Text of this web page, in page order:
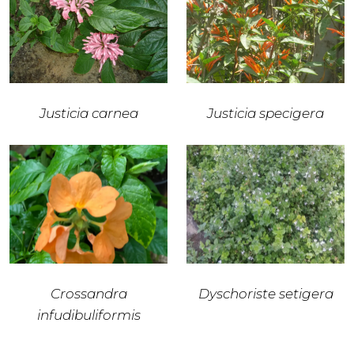
Justicia carnea Justicia specigera
Crossandra
infudibuliformis
Dyschoriste setigera